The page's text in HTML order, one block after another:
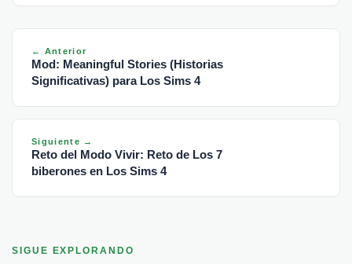
← Anterior
Mod: Meaningful Stories (Historias
Significativas) para Los Sims 4
Siguiente →
Reto del Modo Vivir: Reto de Los 7
biberones en Los Sims 4
SIGUE EXPLORANDO